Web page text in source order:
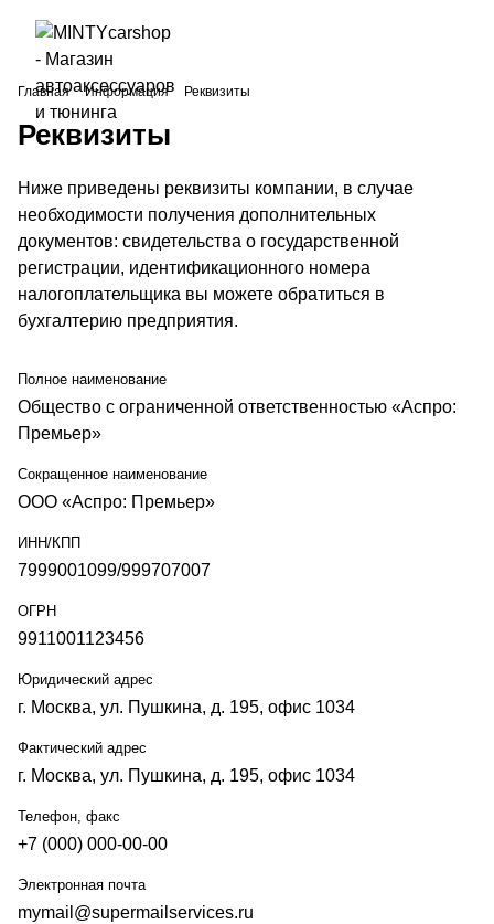
Главная Информация Реквизиты
Реквизиты
Ниже приведены реквизиты компании, в случае
необходимости получения дополнительных
документов: свидетельства о государственной
регистрации, идентификационного номера
налогоплательщика вы можете обратиться в
бухгалтерию предприятия.
Полное наименование
Общество с ограниченной ответственностью «Аспро:
Премьер»
Сокращенное наименование
ООО «Аспро: Премьер»
ИНН/КПП
7999001099/999707007
ОГРН
9911001123456
Юридический адрес
г. Москва, ул. Пушкина, д. 195, офис 1034
Фактический адрес
г. Москва, ул. Пушкина, д. 195, офис 1034
Телефон, факс
+7 (000) 000-00-00
Электронная почта
mymail@supermailservices.ru